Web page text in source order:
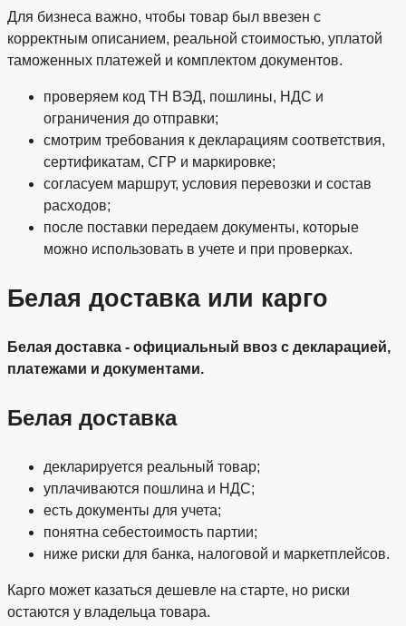
Для бизнеса важно, чтобы товар был ввезен с
корректным описанием, реальной стоимостью, уплатой
таможенных платежей и комплектом документов.
проверяем код ТН ВЭД, пошлины, НДС и
ограничения до отправки;
смотрим требования к декларациям соответствия,
сертификатам, СГР и маркировке;
согласуем маршрут, условия перевозки и состав
расходов;
после поставки передаем документы, которые
можно использовать в учете и при проверках.
Белая доставка или карго
Белая доставка - официальный ввоз с декларацией,
платежами и документами.
Белая доставка
декларируется реальный товар;
уплачиваются пошлина и НДС;
есть документы для учета;
понятна себестоимость партии;
ниже риски для банка, налоговой и маркетплейсов.
Карго может казаться дешевле на старте, но риски
остаются у владельца товара.